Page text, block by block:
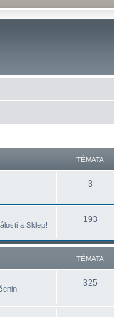
TÉMATA
3
a Sklep!
193
TÉMATA
325